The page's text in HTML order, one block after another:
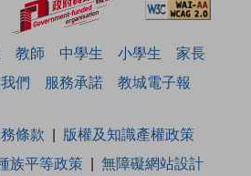
教師 中學生 小學生
家長
們 服務承諾 教城電子報
條款
版權及知識產權政策
族平等政策 無障礙網站設計